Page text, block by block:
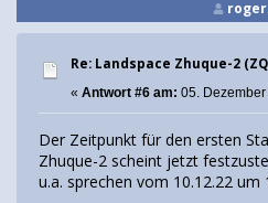
Re: Landspace Zhuque-2
« Antwort #6 am: 05.
Der Zeitpunkt für den ersten
Zhuque-2 scheint jetzt
u.a. sprechen vom 10.12.22 um